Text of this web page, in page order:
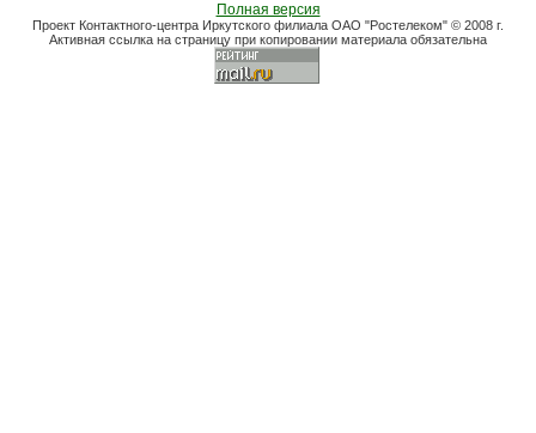
Полная версия
Проект Контактного-центра Иркутского филиала ОАО "Ростелеком" © 2008 г.
Активная ссылка на страницу при копировании материала обязательна